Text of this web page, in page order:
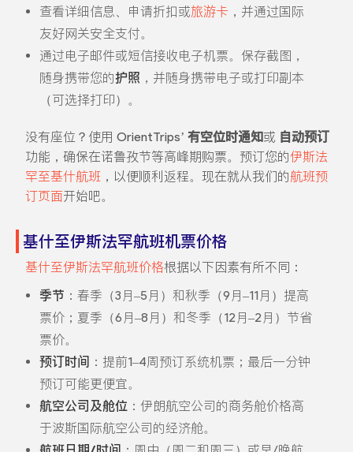
查看详细信息、申请折扣或旅游卡 ，并通过国际
友好网关安全支付。
通过电子邮件或短信接收电子机票。保存截图，
随身携带您的护照 ，并随身携带电子或打印副本
（可选择打印）。
没有座位？使用 OrientTrips’ 有空位时通知或 自动预订
功能，确保在诺鲁孜节等高峰期购票。预订您的伊斯法
罕至基什航班 ，以便顺利返程。现在就从我们的航班预
订页面开始吧。
基什至伊斯法罕航班机票价格
基什至伊斯法罕航班价格根据以下因素有所不同：
季节 ：春季（3月–5月）和秋季（9月–11月）提高
票价；夏季（6月–8月）和冬季（12月–2月）节省
票价。
预订时间 ：提前1–4周预订系统机票；最后一分钟
预订可能更便宜。
航空公司及舱位：伊朗航空公司的商务舱价格高
于波斯国际航空公司的经济舱。